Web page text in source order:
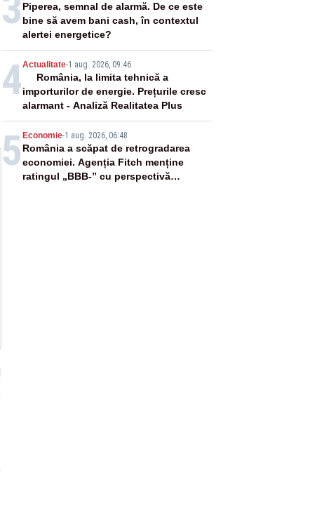
Piperea, semnal de alarmă. De ce este
bine să avem bani cash, în contextul
alertei energetice?
4Actualitate-1 aug. 2026, 09:46
România, la limita tehnică a
importurilor de energie. Prețurile cresc
alarmant - Analiză Realitatea Plus
5 Economie-1 aug. 2026, 06:48
România a scăpat de retrogradarea
economiei. Agenția Fitch menține
ratingul „BBB-” cu perspectivă